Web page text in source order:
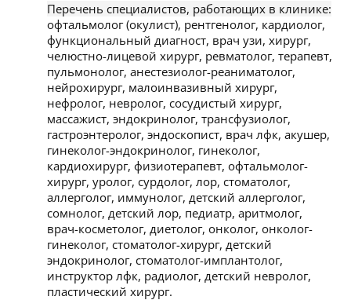
Перечень специалистов, работающих в клинике:
офтальмолог (окулист), рентгенолог, кардиолог,
функциональный диагност, врач узи, хирург,
челюстно-лицевой хирург, ревматолог, терапевт,
пульмонолог, анестезиолог-реаниматолог,
нейрохирург, малоинвазивный хирург,
нефролог, невролог, сосудистый хирург,
массажист, эндокринолог, трансфузиолог,
гастроэнтеролог, эндоскопист, врач лфк, акушер,
гинеколог-эндокринолог, гинеколог,
кардиохирург, физиотерапевт, офтальмолог-
хирург, уролог, сурдолог, лор, стоматолог,
аллерголог, иммунолог, детский аллерголог,
сомнолог, детский лор, педиатр, аритмолог,
врач-косметолог, диетолог, онколог, онколог-
гинеколог, стоматолог-хирург, детский
эндокринолог, стоматолог-имплантолог,
инструктор лфк, радиолог, детский невролог,
пластический хирург.